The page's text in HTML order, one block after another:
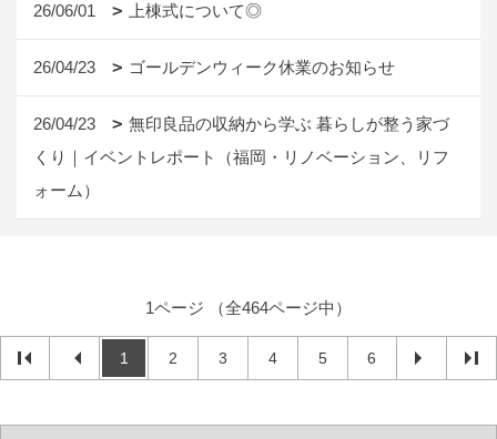
26/06/01 上棟式について◎
26/04/23 ゴールデンウィーク休業のお知らせ
26/04/23
無印良品の収納から学ぶ 暮らしが整う家づ
くり｜イベントレポート（福岡・リノベーション、リフ
ォーム）
1ページ （全464ページ中）
1 2 3 4 5 6